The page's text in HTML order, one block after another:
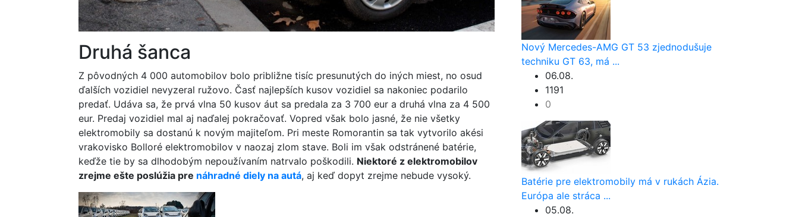
Druhá šanca
Z pôvodných 4 000 automobilov bolo približne tisíc presunutých do iných miest, no osud
ďalších vozidiel nevyzeral ružovo. Časť najlepších kusov vozidiel sa nakoniec podarilo
predať. Udáva sa, že prvá vlna 50 kusov áut sa predala za 3 700 eur a druhá vlna za 4 500
eur. Predaj vozidiel mal aj naďalej pokračovať. Vopred však bolo jasné, že nie všetky
elektromobily sa dostanú k novým majiteľom. Pri meste Romorantin sa tak vytvorilo akési
vrakovisko Bolloré elektromobilov v naozaj zlom stave. Boli im však odstránené batérie,
keďže tie by sa dlhodobým nepoužívaním natrvalo poškodili. Niektoré z elektromobilov
zrejme ešte poslúžia pre náhradné diely na autá, aj keď dopyt zrejme nebude vysoký.
Nový Mercedes-AMG GT 53 zjednodušuje
techniku GT 63, má ...
06.08.
1191
0
Batérie pre elektromobily má v rukách Ázia.
Európa ale stráca ...
05.08.